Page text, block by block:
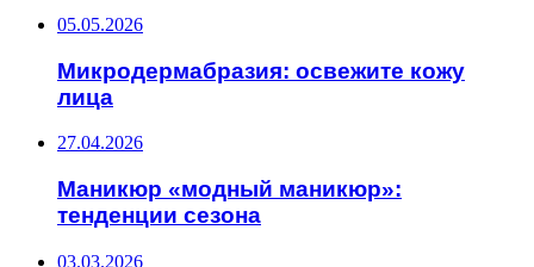
05.05.2026
Микродермабразия: освежите кожу
лица
27.04.2026
Маникюр «модный маникюр»:
тенденции сезона
03.03.2026